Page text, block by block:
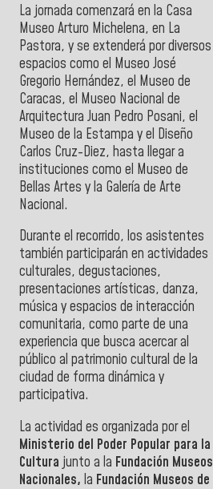
La jornada comenzará en la Casa
Museo Arturo Michelena, en La
Pastora, y se extenderá por diversos
espacios como el Museo José
Gregorio Hernández, el Museo de
Caracas, el Museo Nacional de
Arquitectura Juan Pedro Posani, el
Museo de la Estampa y el Diseño
Carlos Cruz-Diez, hasta llegar a
instituciones como el Museo de
Bellas Artes y la Galería de Arte
Nacional.
Durante el recorrido, los asistentes
también participarán en actividades
culturales, degustaciones,
presentaciones artísticas, danza,
música y espacios de interacción
comunitaria, como parte de una
experiencia que busca acercar al
público al patrimonio cultural de la
ciudad de forma dinámica y
participativa.
La actividad es organizada por el
Ministerio del Poder Popular para la
Cultura junto a la Fundación Museos
Nacionales, la Fundación Museos de